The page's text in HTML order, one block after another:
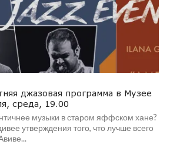
джазовая программа в Музее
среда, 19.00
музыки в старом яффском хане?
утверждения того, что лучше всего